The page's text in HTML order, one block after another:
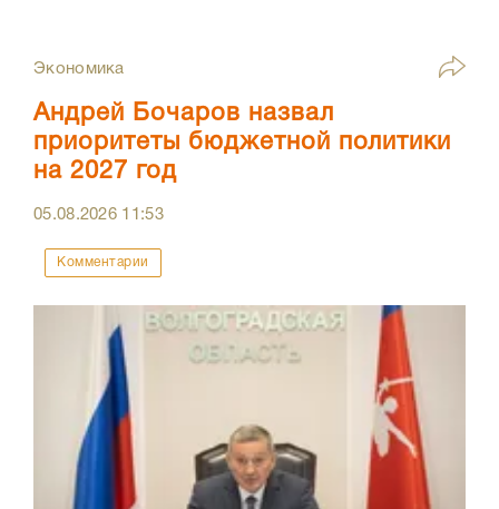
Экономика
Андрей Бочаров назвал
приоритеты бюджетной политики
на 2027 год
05.08.2026 11:53
Комментарии